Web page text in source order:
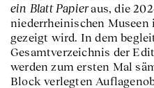
ein Blatt Papieraus, die
niederrheinischen Museen
gezeigt wird. In dem
Gesamtverzeichnis der
werden zum ersten Mal
Block verlegten